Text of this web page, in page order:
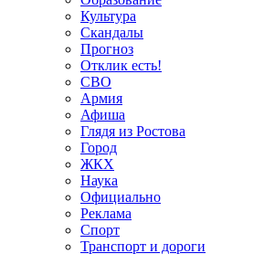
Культура
Скандалы
Прогноз
Отклик есть!
СВО
Армия
Афиша
Глядя из Ростова
Город
ЖКХ
Наука
Официально
Реклама
Спорт
Транспорт и дороги